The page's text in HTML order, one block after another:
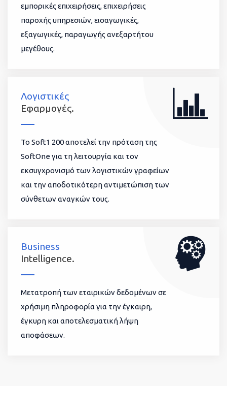
εμπορικές επιχειρήσεις, επιχειρήσεις
παροχής υπηρεσιών, εισαγωγικές,
εξαγωγικές, παραγωγής ανεξαρτήτου
μεγέθους.
Λογιστικές
Εφαρμογές.
To Soft1 200 αποτελεί την πρόταση της
SoftOne για τη λειτουργία και τον
εκσυγχρονισμό των λογιστικών γραφείων
και την αποδοτικότερη αντιμετώπιση των
σύνθετων αναγκών τους.
Business
Intelligence.
Μετατροπή των εταιρικών δεδομένων σε
χρήσιμη πληροφορία για την έγκαιρη,
έγκυρη και αποτελεσματική λήψη
αποφάσεων.